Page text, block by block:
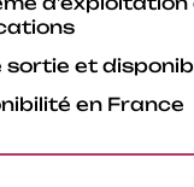
sortie et
en France